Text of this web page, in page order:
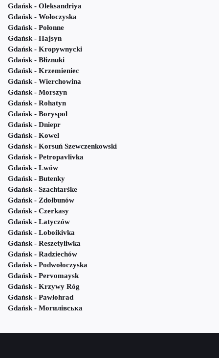
Gdańsk - Oleksandriya
Gdańsk - Wołoczyska
Gdańsk - Połonne
Gdańsk - Hajsyn
Gdańsk - Kropywnycki
Gdańsk - Błiznuki
Gdańsk - Krzemieniec
Gdańsk - Wierchowina
Gdańsk - Morszyn
Gdańsk - Rohatyn
Gdańsk - Boryspol
Gdańsk - Dniepr
Gdańsk - Kowel
Gdańsk - Korsuń Szewczenkowski
Gdańsk - Petropavlivka
Gdańsk - Lwów
Gdańsk - Butenky
Gdańsk - Szachtarśke
Gdańsk - Zdołbunów
Gdańsk - Czerkasy
Gdańsk - Latyczów
Gdańsk - Loboikivka
Gdańsk - Reszetyliwka
Gdańsk - Radziechów
Gdańsk - Podwołoczyska
Gdańsk - Pervomaysk
Gdańsk - Krzywy Róg
Gdańsk - Pawłohrad
Gdańsk - Могилівська